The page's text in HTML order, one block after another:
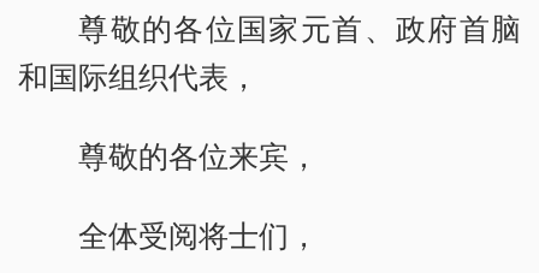
尊敬的各位国家元首、政府首脑
和国际组织代表，
尊敬的各位来宾，
全体受阅将士们，